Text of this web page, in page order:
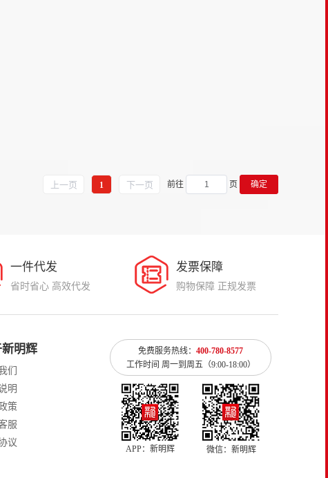
上一页 1 下一页 前往 页 确定
一件代发
省时省心 高效代发
发票保障
购物保障 正规发票
明辉
们
明
策
服
议
免费服务热线： 400-780-8577
工作时间 周一到周五（9:00-18:00）
APP：新明辉 微信：新明辉